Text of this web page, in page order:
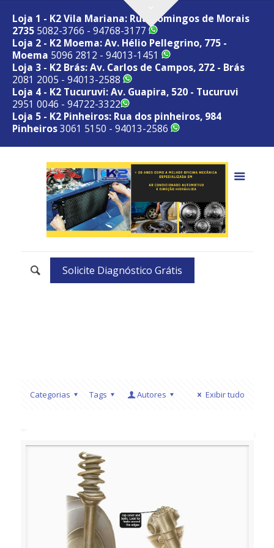
Loja 1 - K2 Vila Mariana: Rua Domingos de Morais
2735 5082-3766 - 94768-3177
Loja 2 - K2 Moema: Av. Hélio Pellegrino, 775 -
Moema 5096 2812 - 94013-1451
Loja 3 - K2 Brás: Av. Carlos de Campos, 272 - Brás
2081 2005 - 94013-2588
Loja 4 - K2 Tucuruvi: Av. Guapira, 520 - Tucuruvi
2951 0046 - 94722-3322
Loja 5 - K2 Pinheiros: Rua dos pinheiros, 984
Pinheiros3061 5150 - 94013-2586
Solicite Diagnóstico Grátis
Categorias Tags Autores Exibir tudo